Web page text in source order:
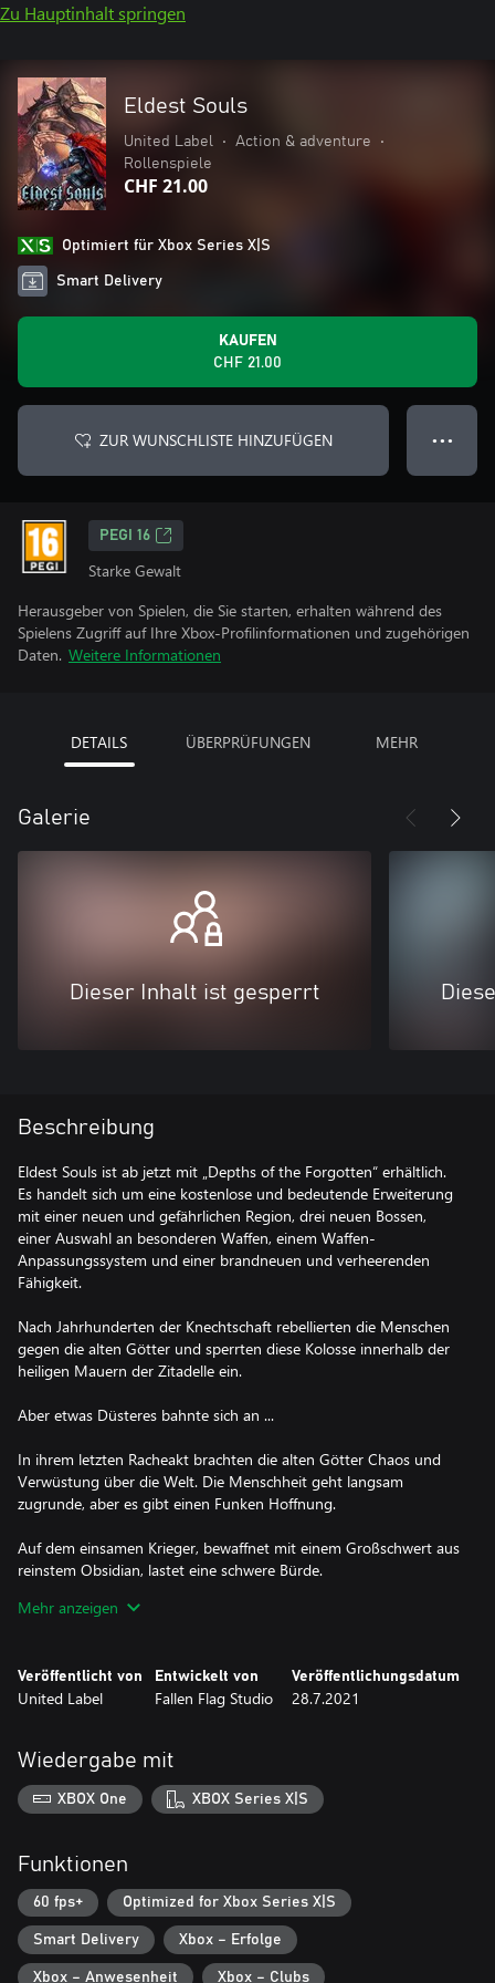
Zu Hauptinhalt springen
Eldest Souls
United Label • Action & adventure
•
Rollenspiele
CHF 21.00
Optimiert für Xbox Series X|S
Smart Delivery
KAUFEN
CHF 21.00
ZUR WUNSCHLISTE HINZUFÜGEN ● ● ●
PEGI 16
Starke Gewalt
Herausgeber von Spielen, die Sie starten, erhalten während des
Spielens Zugriff auf Ihre Xbox-Profilinformationen und zugehörigen
Daten. Weitere Informationen
DETAILS ÜBERPRÜFUNGEN MEHR
Galerie
Dieser Inhalt ist gesperrt
Beschreibung
Eldest Souls ist ab jetzt mit „Depths of the Forgotten“ erhältlich.
Es handelt sich um eine kostenlose und bedeutende Erweiterung
mit einer neuen und gefährlichen Region, drei neuen Bossen,
einer Auswahl an besonderen Waffen, einem Waffen-
Anpassungssystem und einer brandneuen und verheerenden
Fähigkeit.
Nach Jahrhunderten der Knechtschaft rebellierten die Menschen
gegen die alten Götter und sperrten diese Kolosse innerhalb der
heiligen Mauern der Zitadelle ein.
Aber etwas Düsteres bahnte sich an ...
In ihrem letzten Racheakt brachten die alten Götter Chaos und
Verwüstung über die Welt. Die Menschheit geht langsam
zugrunde, aber es gibt einen Funken Hoffnung.
Auf dem einsamen Krieger, bewaffnet mit einem Großschwert aus
reinstem Obsidian, lastet eine schwere Bürde.
Herausfordernde Kämpfe:
Moment zählt. Doch das Glück begünstigt die Mutigen, und der
Sieg über die alten Götter kann dem Spieler Kräfte verleihen, die
Boss-Rush-Brutalität:
In Eldest Souls dreht sich alles um die härtesten und fesselndsten
einzigartige Herausforderung für den Spieler dar, die es zu
angemessene Belohnungen!
Ein uraltes Königreich:
Mehr anzeigen
Veröffentlicht von
United Label
Entwickelt von
Fallen Flag Studio
Veröffentlichungsdatum
28.7.2021
Wiedergabe mit
XBOX One XBOX Series X|S
Funktionen
60 fps+ Optimized for Xbox Series X|S
Smart Delivery Xbox – Erfolge
Xbox – Anwesenheit Xbox – Clubs